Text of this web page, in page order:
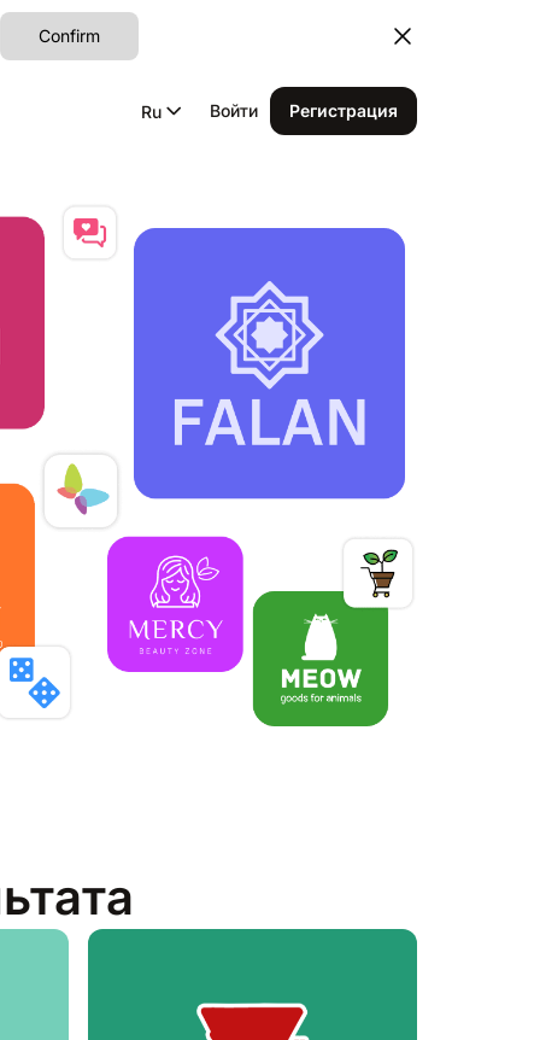
Confirm
Ru Войти Регистрация